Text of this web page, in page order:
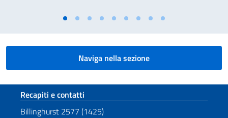
Naviga nella sezione
Sezione footer
Recapiti e contatti
Billinghurst 2577 (1425)